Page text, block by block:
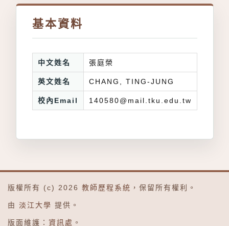
基本資料
中文姓名 張庭榮
英文姓名 CHANG, TING-JUNG
校內Email 140580@mail.tku.edu.tw
版權所有 (c) 2026 教師歷程系統 ，保留所有權利。
由 淡江大學 提供。
版面維護： 資訊處 。